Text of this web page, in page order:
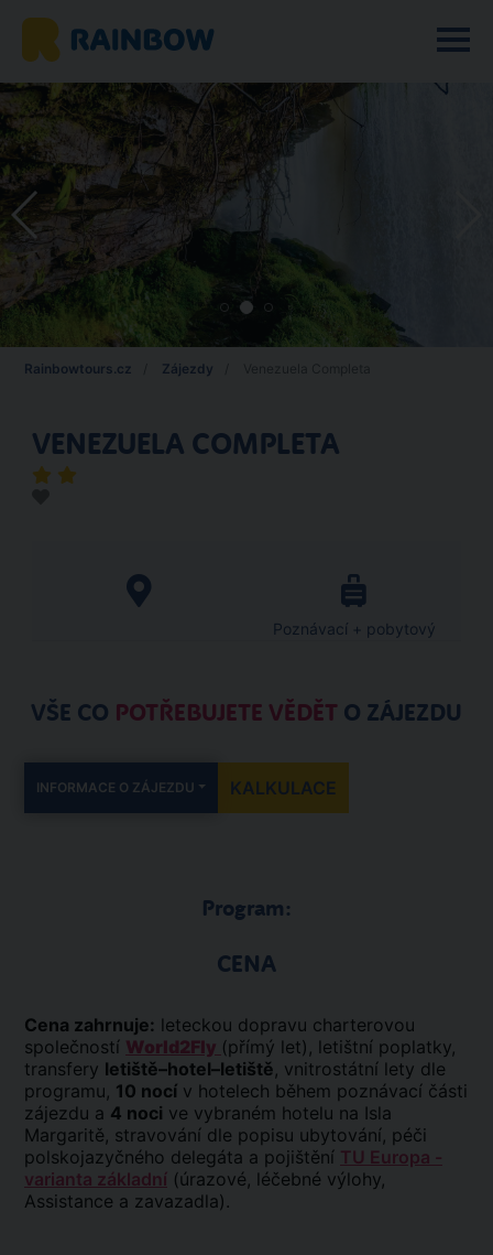
Rainbowtours.cz Zájezdy
VENEZUELA COMPLETA
Poznávací + pobytový
VŠE CO POTŘEBUJETE VĚDĚT O ZÁJEZDU
INFORMACE O ZÁJEZDU KALKULACE
Program:
CENA
Cena zahrnuje: leteckou dopravu charterovou
společností World2Fly (přímý let), letištní poplatky,
transfery letiště–hotel–letiště, vnitrostátní lety dle
programu, 10 nocí v hotelech během poznávací části
zájezdu a 4 noci ve vybraném hotelu na Isla
Margaritě, stravování dle popisu ubytování, péči
polskojazyčného delegáta a pojištění TU Europa -
varianta základní (úrazové, léčebné výlohy,
Assistance a zavazadla).